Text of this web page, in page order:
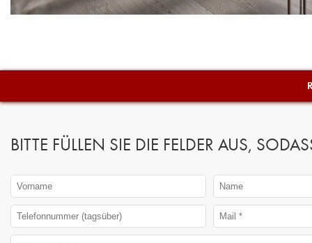
BITTE FÜLLEN SIE DIE FELDER AUS,